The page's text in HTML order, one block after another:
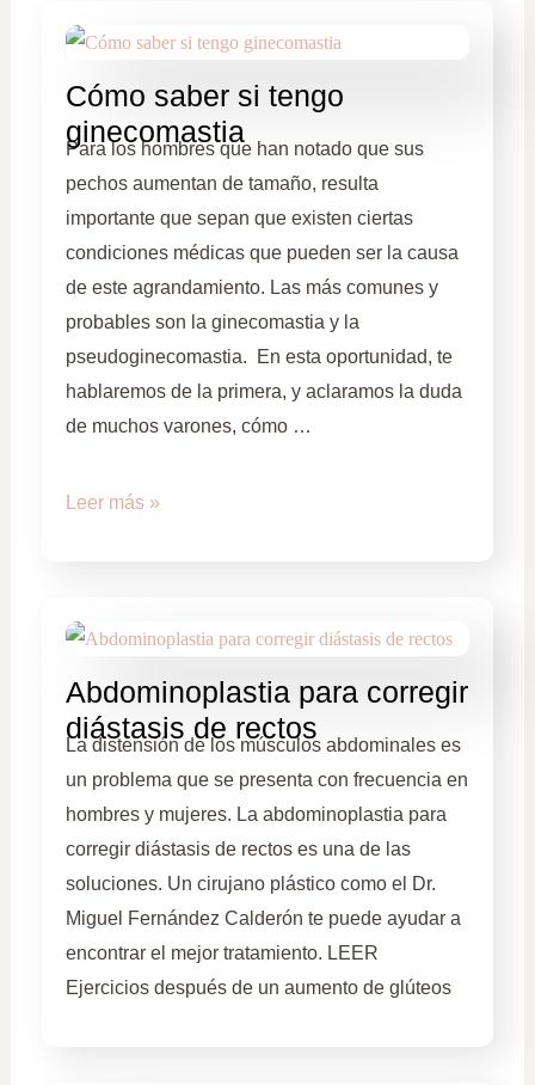
Cómo saber si tengo
ginecomastia
Para los hombres que han notado que sus
pechos aumentan de tamaño, resulta
importante que sepan que existen ciertas
condiciones médicas que pueden ser la causa
de este agrandamiento. Las más comunes y
probables son la ginecomastia y la
pseudoginecomastia. En esta oportunidad, te
hablaremos de la primera, y aclaramos la duda
de muchos varones, cómo …
Leer más »
Abdominoplastia para corregir
diástasis de rectos
La distensión de los músculos abdominales es
un problema que se presenta con frecuencia en
hombres y mujeres. La abdominoplastia para
corregir diástasis de rectos es una de las
soluciones. Un cirujano plástico como el Dr.
Miguel Fernández Calderón te puede ayudar a
encontrar el mejor tratamiento. LEER
Ejercicios después de un aumento de glúteos